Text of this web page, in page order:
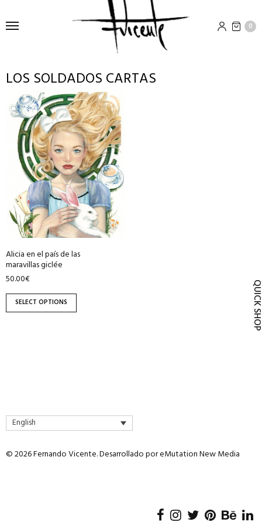
0
LOS SOLDADOS CARTAS
Alicia en el país de las
maravillas giclée
50.00€
SELECT OPTIONS
This
product
multiple
variants.
options
may
be
chosen
the
product
page
English
© 2026 Fernando Vicente. Desarrollado poreMutation New Media